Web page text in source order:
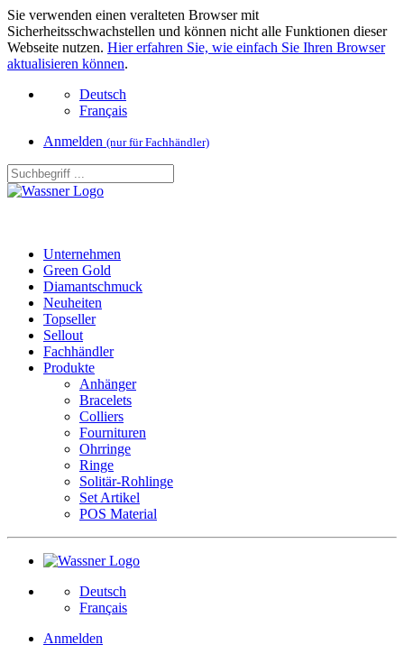
Sie verwenden einen veralteten Browser mit
Sicherheitsschwachstellen und können nicht alle Funktionen dieser
Webseite nutzen. Hier erfahren Sie, wie einfach Sie Ihren Browser
aktualisieren können.
Deutsch
Français
Anmelden (nur für Fachhändler)
Unternehmen
Green Gold
Diamantschmuck
Neuheiten
Topseller
Sellout
Fachhändler
Produkte
Anhänger
Bracelets
Colliers
Fournituren
Ohrringe
Ringe
Solitär-Rohlinge
Set Artikel
POS Material
Deutsch
Français
Anmelden